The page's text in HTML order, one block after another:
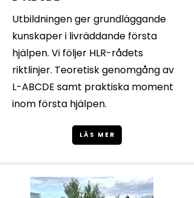
Utbildningen ger grundläggande
kunskaper i livräddande första
hjälpen. Vi följer HLR-rådets
riktlinjer. Teoretisk genomgång av
L-ABCDE samt praktiska moment
inom första hjälpen.
LÄS MER